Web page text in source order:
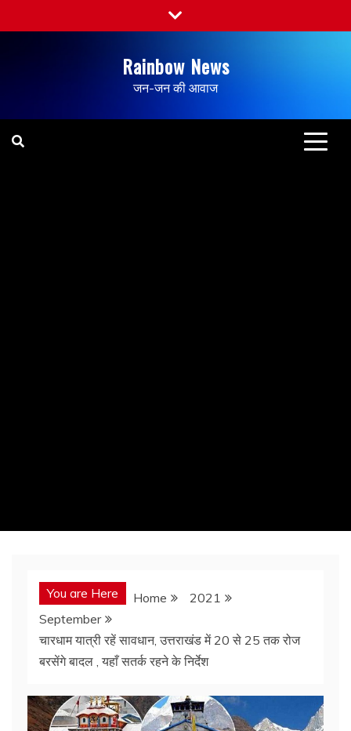
Rainbow News
जन-जन की आवाज
You are Here Home
2021
September
चारधाम यात्री रहें सावधान, उत्तराखंड में 20 से 25 तक रोज
बरसेंगे बादल , यहाँ सतर्क रहने के निर्देश